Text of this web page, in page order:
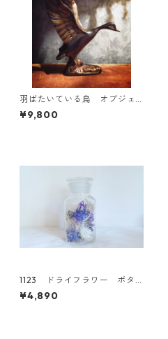
羽ばたいている鳥 オブジェ
046
¥9,800
1123 ドライフラワー ボタ
ニカルグラス(L)
¥4,890